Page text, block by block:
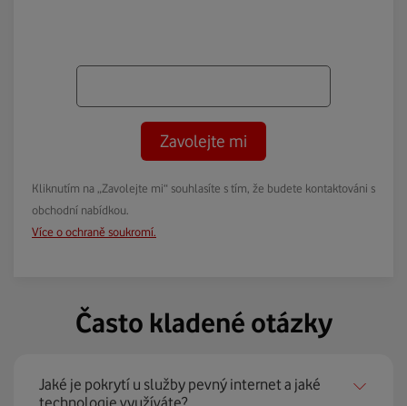
Zavolejte mi
Kliknutím na „Zavolejte mi“ souhlasíte s tím, že budete kontaktováni s
obchodní nabídkou.
Více o ochraně soukromí.
Často kladené otázky
Jaké je pokrytí u služby pevný internet a jaké
technologie využíváte?